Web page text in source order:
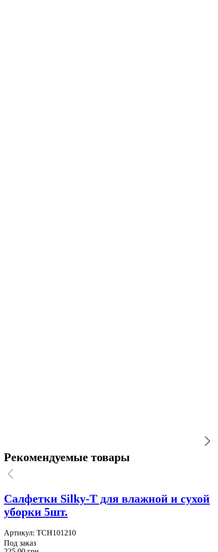
Рекомендуемые товары
Салфетки Silky-T для влажной и сухой
уборки 5шт.
Артикул: TCH101210
Под заказ